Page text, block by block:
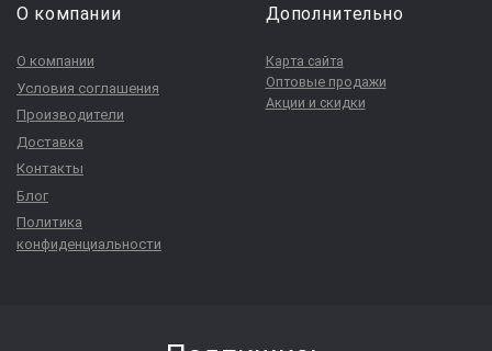
О компании
О компании
Условия соглашения
Производители
Доставка
Контакты
Блог
Политика
конфиденциальности
Дополнительно
Карта сайта
Оптовые продажи
Акции и скидки